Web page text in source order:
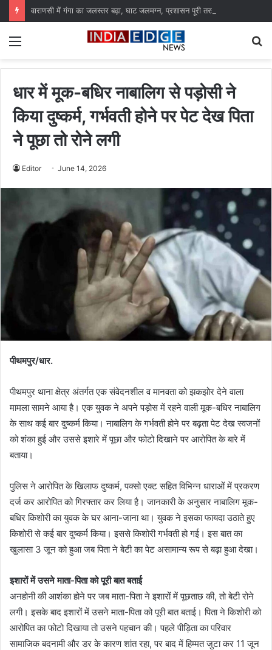
वाराणसी में गंगा का जलस्तर बढ़ा, घाट जलमग्न, प्रशासन पूरी तरह अलर्ट
Menu
धार में मूक-बधिर नाबालिग से पड़ोसी ने
किया दुष्कर्म, गर्भवती होने पर पेट देख पिता
ने पूछा तो रोने लगी
Editor June 14, 2026
पीथमपुर/धार.
पीथमपुर थाना क्षेत्र अंतर्गत एक संवेदनशील व मानवता को झकझोर देने वाला
मामला सामने आया है। एक युवक ने अपने पड़ोस में रहने वाली मूक-बधिर नाबालिग
के साथ कई बार दुष्कर्म किया। नाबालिग के गर्भवती होने पर बढ़ता पेट देख स्वजनों
को शंका हुई और उससे इशारे में पूछा और फोटो दिखाने पर आरोपित के बारे में
बताया।
पुलिस ने आरोपित के खिलाफ दुष्कर्म, पक्सो एक्ट सहित विभिन्न धाराओं में प्रकरण
दर्ज कर आरोपित को गिरफ्तार कर लिया है। जानकारी के अनुसार नाबालिग मूक-
बधिर किशोरी का युवक के घर आना-जाना था। युवक ने इसका फायदा उठाते हुए
किशोरी से कई बार दुष्कर्म किया। इससे किशोरी गर्भवती हो गई। इस बात का
खुलासा 3 जून को हुआ जब पिता ने बेटी का पेट असामान्य रूप से बढ़ा हुआ देखा।
इशारों में उसने माता-पिता को पूरी बात बताई
अनहोनी की आशंका होने पर जब माता-पिता ने इशारों में पूछताछ की, तो बेटी रोने
लगी। इसके बाद इशारों में उसने माता-पिता को पूरी बात बताई। पिता ने किशोरी को
आरोपित का फोटो दिखाया तो उसने पहचान की। पहले पीड़िता का परिवार
सामाजिक बदनामी और डर के कारण शांत रहा, पर बाद में हिम्मत जुटा कर 11 जून